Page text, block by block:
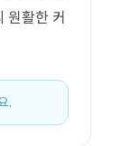
원활한 커
.